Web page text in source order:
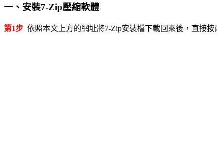
一、安裝7-Zip壓縮軟體
第1步 依照本文上方的網址將7-Zip安裝檔下載回來後，直接